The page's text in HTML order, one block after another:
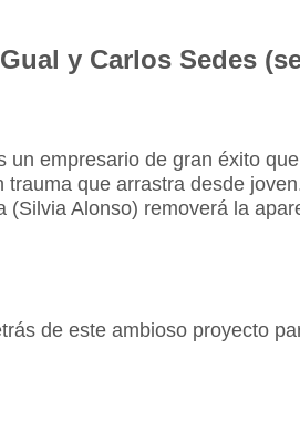
y Carlos Sedes
un empresario de gran éxito
trauma que arrastra desde
(Silvia Alonso) removerá la
de este ambioso proyecto